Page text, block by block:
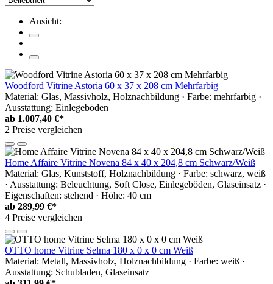
Ansicht:
Woodford Vitrine Astoria 60 x 37 x 208 cm Mehrfarbig
Material: Glas, Massivholz, Holznachbildung · Farbe: mehrfarbig ·
Ausstattung: Einlegeböden
ab 1.007,40 €*
2 Preise vergleichen
Home Affaire Vitrine Novena 84 x 40 x 204,8 cm Schwarz/Weiß
Material: Glas, Kunststoff, Holznachbildung · Farbe: schwarz, weiß
· Ausstattung: Beleuchtung, Soft Close, Einlegeböden, Glaseinsatz ·
Eigenschaften: stehend · Höhe: 40 cm
ab 289,99 €*
4 Preise vergleichen
OTTO home Vitrine Selma 180 x 0 x 0 cm Weiß
Material: Metall, Massivholz, Holznachbildung · Farbe: weiß ·
Ausstattung: Schubladen, Glaseinsatz